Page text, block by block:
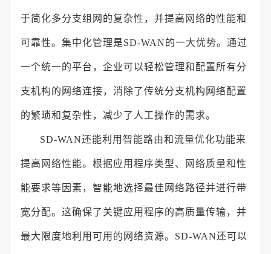
于简化多分支组网的复杂性，并提高网络的性能和
可靠性。集中化管理是SD-WAN的一大优势。通过
一个统一的平台，企业可以轻松管理和配置所有分
支机构的网络连接，消除了传统分支机构网络配置
的繁琐和复杂性，减少了人工操作的需求。
SD-WAN还能利用智能路由和流量优化功能来
提高网络性能。根据应用程序类型、网络质量和性
能要求等因素，智能地选择最佳网络路径并进行带
宽分配。这确保了关键应用程序的高质量传输，并
最大限度地利用可用的网络资源。SD-WAN还可以